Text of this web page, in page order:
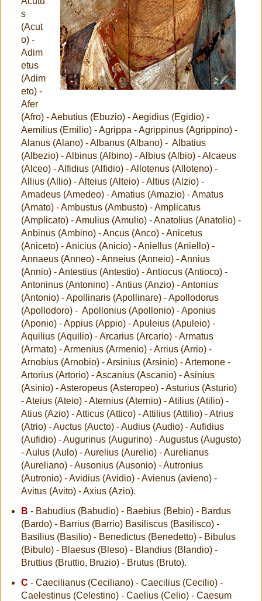
s
(Acut
o) -
Adim
etus
(Adim
eto) -
Afer
(Afro) - Aebutius (Ebuzio) - Aegidius (Egidio) -
Aemilius (Emilio) - Agrippa - Agrippinus (Agrippino) -
Alanus (Alano) - Albanus (Albano) - Albatius
(Albezio) - Albinus (Albino) - Albius (Albio) - Alcaeus
(Alceo) - Alfidius (Alfidio) - Allotenus (Alloteno) -
Allius (Allio) - Alteius (Alteio) - Altius (Alzio) -
Amadeus (Amedeo) - Amatius (Amazio) - Amatus
(Amato) - Ambustus (Ambusto) - Amplicatus
(Amplicato) - Amulius (Amulio) - Anatolius (Anatolio) -
Anbinus (Ambino) - Ancus (Anco) - Anicetus
(Aniceto) - Anicius (Anicio) - Aniellus (Aniello) -
Annaeus (Anneo) - Anneius (Anneio) - Annius
(Annio) - Antestius (Antestio) - Antiocus (Antioco) -
Antoninus (Antonino) - Antius (Anzio) - Antonius
(Antonio) - Apollinaris (Apollinare) - Apollodorus
(Apollodoro) - Apollonius (Apollonio) - Aponius
(Aponio) - Appius (Appio) - Apuleius (Apuleio) -
Aquilius (Aquilio) - Arcarius (Arcario) - Armatus
(Armato) - Armenius (Armenio) - Arrius (Arrio) -
Arnobius (Arnobio) - Arsinius (Arsinio) - Artemone -
Artorius (Artorio) - Ascanius (Ascanio) - Asinius
(Asinio) - Asteropeus (Asteropeo) - Asturius (Asturio)
- Ateius (Ateio) - Aternius (Aternio) - Atilius (Atilio) -
Atius (Azio) - Atticus (Attico) - Attilius (Attilio) - Atrius
(Atrio) - Auctus (Aucto) - Audius (Audio) - Aufidius
(Aufidio) - Augurinus (Augurino) - Augustus (Augusto)
- Aulus (Aulo) - Aurelius (Aurelio) - Aurelianus
(Aureliano) - Ausonius (Ausonio) - Autronius
(Autronio) - Avidius (Avidio) - Avienus (avieno) -
Avitus (Avito) - Axius (Azio).
B - Babudius (Babudio) - Baebius (Bebio) - Bardus
(Bardo) - Barrius (Barrio) Basiliscus (Basilisco) -
Basilius (Basilio) - Benedictus (Benedetto) - Bibulus
(Bibulo) - Blaesus (Bleso) - Blandius (Blandio) -
Bruttius (Bruttio, Bruzio) - Brutus (Bruto).
C - Caecilianus (Ceciliano) - Caecilius (Cecilio) -
Caelestinus (Celestino) - Caelius (Celio) - Caesum